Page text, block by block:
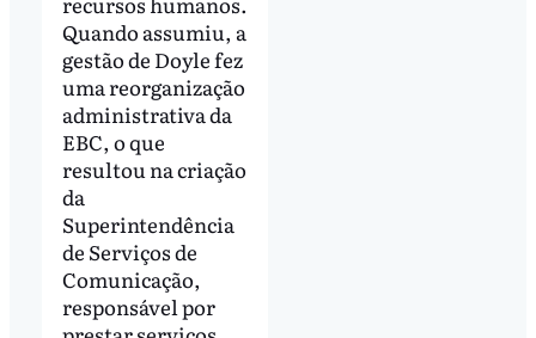
Quando assumiu, a
gestão de Doyle fez
uma reorganização
administrativa da
EBC, o que
resultou na criação
da
Superintendência
de Serviços de
Comunicação,
responsável por